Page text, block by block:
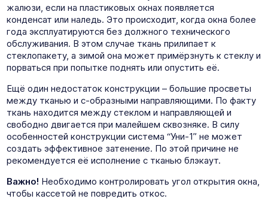
жалюзи, если на пластиковых окнах появляется
конденсат или наледь. Это происходит, когда окна более
года эксплуатируются без должного технического
обслуживания. В этом случае ткань прилипает к
стеклопакету, а зимой она может примёрзнуть к стеклу и
порваться при попытке поднять или опустить её.
Ещё один недостаток конструкции – большие просветы
между тканью и с-образными направляющими. По факту
ткань находится между стеклом и направляющей и
свободно двигается при малейшем сквозняке. В силу
особенностей конструкции система “Уни-1” не может
создать эффективное затенение. По этой причине не
рекомендуется её исполнение с тканью блэкаут.
Важно! Необходимо контролировать угол открытия окна,
чтобы кассетой не повредить откос.